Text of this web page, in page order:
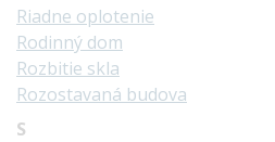
Riadne oplotenie
Rodinný dom
Rozbitie skla
Rozostavaná budova
S